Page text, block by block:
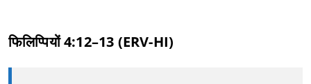
फिलिप्पियों 4:12–13 (ERV-HI)